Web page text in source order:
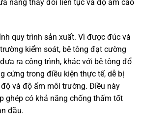
nắng thay đổi liên tục và độ ẩm cao
quy trình sản xuất. Vì được đúc và
kiểm soát, bê tông đạt cường
ra công trình, khác với bê tông đổ
cứng trong điều kiện thực tế, dễ bị
và độ ẩm môi trường. Điều này
ghép có khả năng chống thấm tốt
đầu.